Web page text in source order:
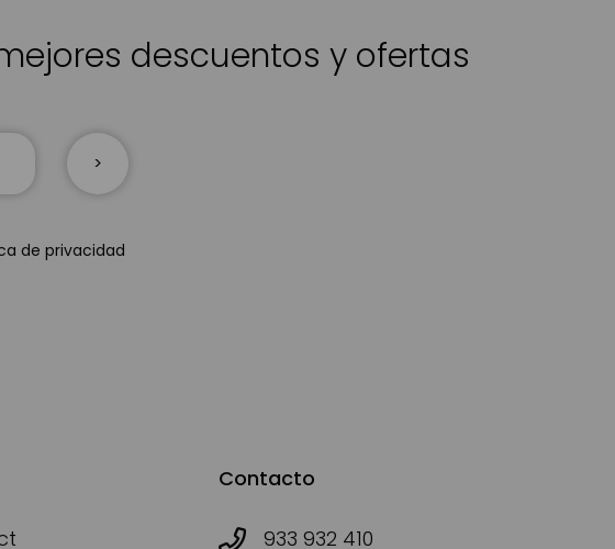
descuentos y ofertas
de privacidad
Contacto
933 932 410